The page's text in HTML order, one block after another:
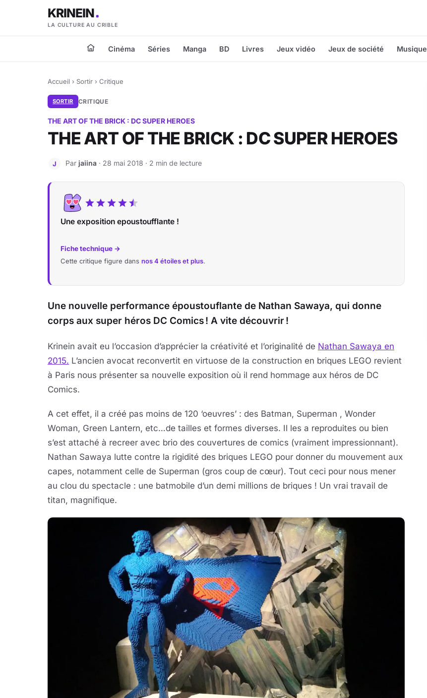
KRINEIN
LA CULTURE AU CRIBLE
Cinéma Séries Manga BD Livres Jeux vidéo Jeux de société Musique
Accueil › Sortir › Critique
SORTIR CRITIQUE
THE ART OF THE BRICK : DC SUPER HEROES
THE ART OF THE BRICK : DC SUPER HEROES
J Par jaiina · 28 mai 2018 · 2 min de lecture
Une exposition epoustoufflante !
Fiche technique →
Cette critique figure dans nos 4 étoiles et plus.
Une nouvelle performance époustouflante de Nathan Sawaya, qui donne
corps aux super héros DC Comics ! A vite découvrir !
Krinein avait eu l’occasion d’apprécier la créativité et l’originalité de Nathan Sawaya en
2015. L’ancien avocat reconvertit en virtuose de la construction en briques LEGO revient
à Paris nous présenter sa nouvelle exposition où il rend hommage aux héros de DC
Comics.
A cet effet, il a créé pas moins de 120 ‘oeuvres’ : des Batman, Superman , Wonder
Woman, Green Lantern, etc…de tailles et formes diverses. Il les a reproduites ou bien
s’est attaché à recreer avec brio des couvertures de comics (vraiment impressionnant).
Nathan Sawaya lutte contre la rigidité des briques LEGO pour donner du mouvement aux
capes, notamment celle de Superman (gros coup de cœur). Tout ceci pour nous mener
au clou du spectacle : une batmobile d’un demi millions de briques ! Un vrai travail de
titan, magnifique.